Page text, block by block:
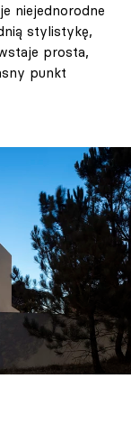
niejednorodne
stylistykę,
prosta,
punkt